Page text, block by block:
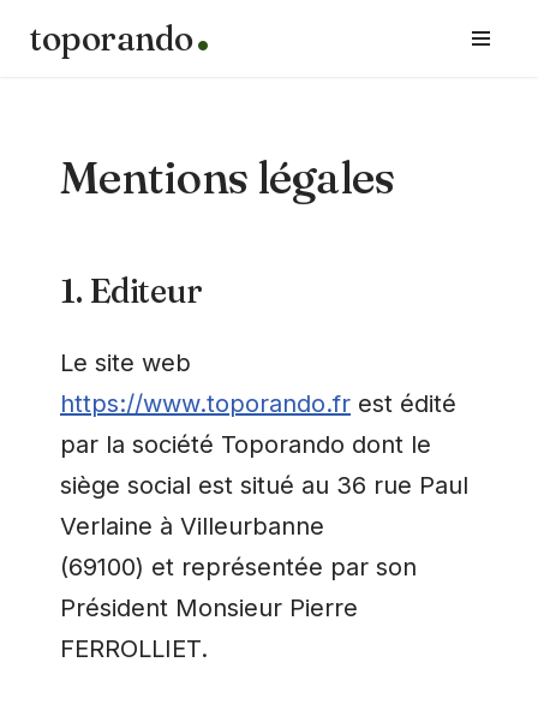
toporando
Mentions légales
1. Editeur
Le site web
https://www.toporando.fr est édité
par la société Toporando dont le
siège social est situé au 36 rue Paul
Verlaine à Villeurbanne
(69100) et représentée par son
Président Monsieur Pierre
FERROLLIET.